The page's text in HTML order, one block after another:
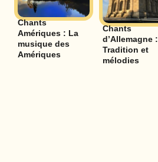
Chants
Amériques : La
musique des
Amériques
Chants
d’Allemagne :
Tradition et
mélodies